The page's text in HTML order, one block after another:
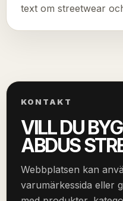
text om streetwear
KONTAKT
VILL DU
ABDUS
Webbplatsen kan
varumärkessida eller